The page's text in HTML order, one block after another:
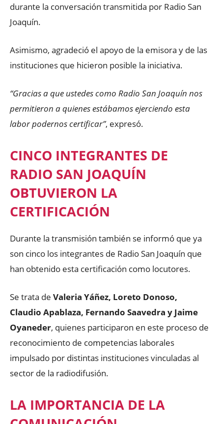
durante la conversación transmitida por Radio San
Joaquín.
Asimismo, agradeció el apoyo de la emisora y de las
instituciones que hicieron posible la iniciativa.
“Gracias a que ustedes como Radio San Joaquín nos
permitieron a quienes estábamos ejerciendo esta
labor podernos certificar”, expresó.
CINCO INTEGRANTES DE
RADIO SAN JOAQUÍN
OBTUVIERON LA
CERTIFICACIÓN
Durante la transmisión también se informó que ya
son cinco los integrantes de Radio San Joaquín que
han obtenido esta certificación como locutores.
Se trata de Valeria Yáñez, Loreto Donoso,
Claudio Apablaza, Fernando Saavedra y Jaime
Oyaneder, quienes participaron en este proceso de
reconocimiento de competencias laborales
impulsado por distintas instituciones vinculadas al
sector de la radiodifusión.
LA IMPORTANCIA DE LA